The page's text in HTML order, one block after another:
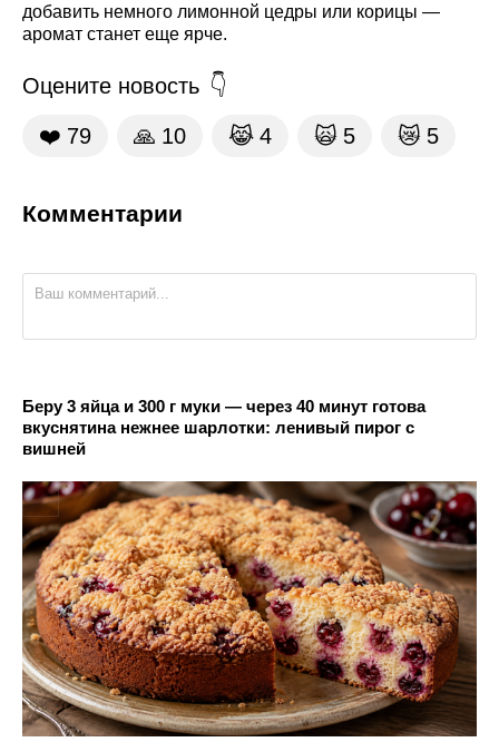
добавить немного лимонной цедры или корицы —
аромат станет еще ярче.
Оцените новость
❤️ 79 🙏 10 😹 4 🙀 5 😿 5
Комментарии
Беру 3 яйца и 300 г муки — через 40 минут готова
вкуснятина нежнее шарлотки: ленивый пирог с
вишней